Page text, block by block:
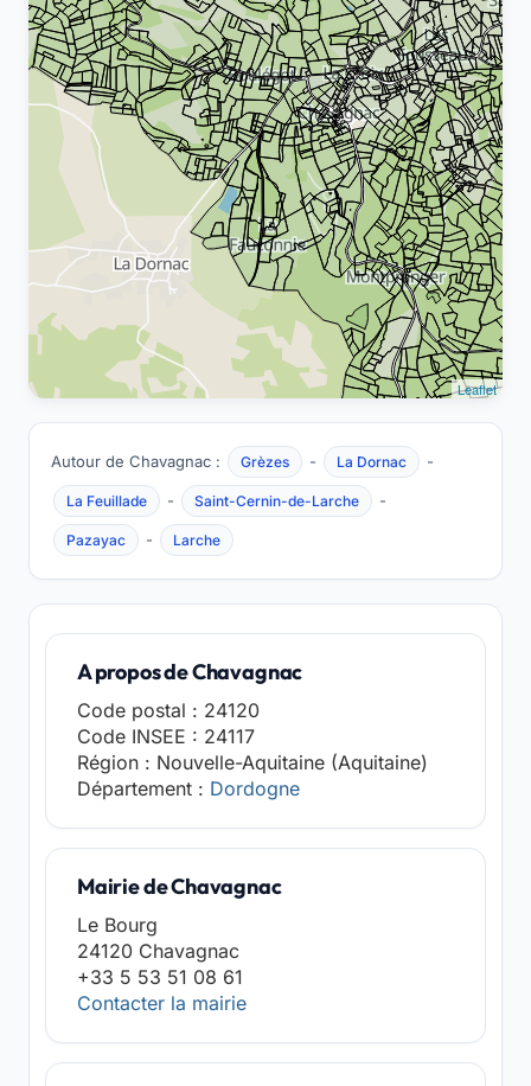
Leaflet
Autour de Chavagnac : Grèzes - La Dornac -
La Feuillade - Saint-Cernin-de-Larche -
Pazayac - Larche
A propos de Chavagnac
Code postal : 24120
Code INSEE : 24117
Région : Nouvelle-Aquitaine (Aquitaine)
Département : Dordogne
Mairie de Chavagnac
Le Bourg
24120 Chavagnac
+33 5 53 51 08 61
Contacter la mairie